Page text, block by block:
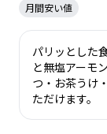
月間安い値
パリッとした
と無塩アーモ
つ・お茶うけ
ただけます。